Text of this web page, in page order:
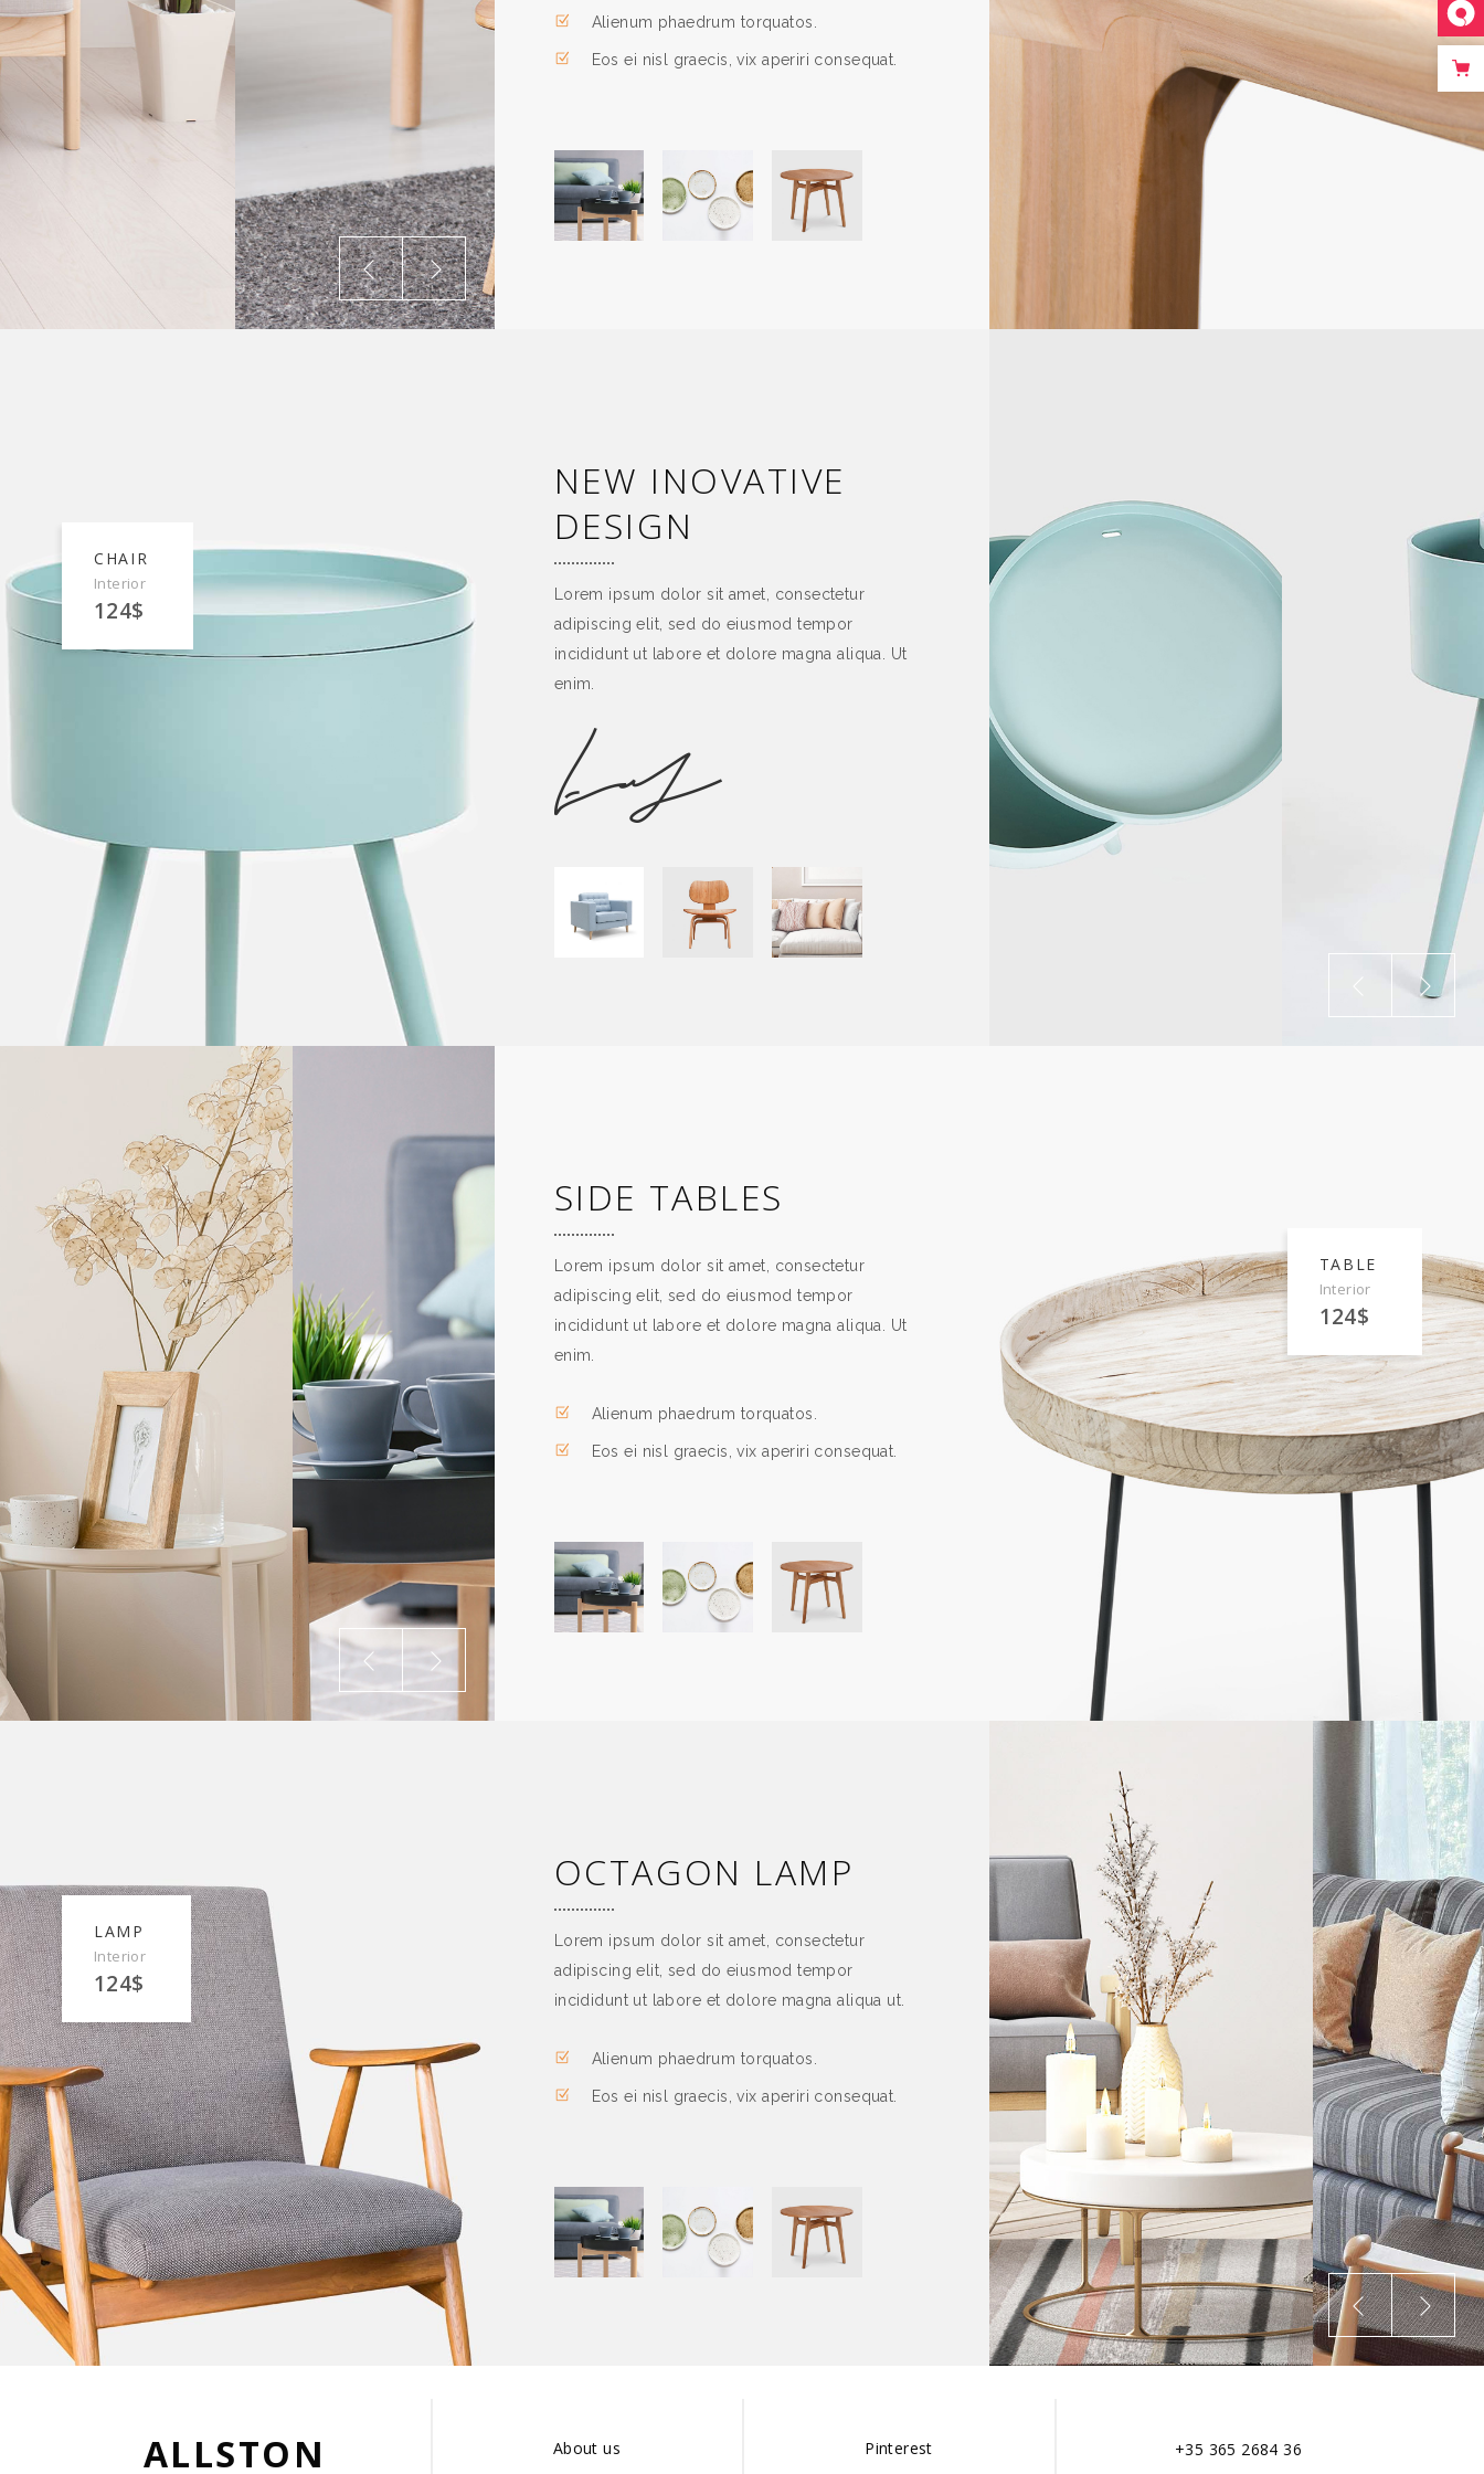
Alienum phaedrum torquatos.
Eos ei nisl graecis, vix aperiri consequat.
CHAIR
Interior
124$
NEW INOVATIVE
DESIGN
Lorem ipsum dolor sit amet, consectetur
adipiscing elit, sed do eiusmod tempor
incididunt ut labore et dolore magna aliqua. Ut
enim.
SIDE TABLES
Lorem ipsum dolor sit amet, consectetur
adipiscing elit, sed do eiusmod tempor
incididunt ut labore et dolore magna aliqua. Ut
enim.
Alienum phaedrum torquatos.
Eos ei nisl graecis, vix aperiri consequat.
TABLE
Interior
124$
LAMP
Interior
124$
OCTAGON LAMP
Lorem ipsum dolor sit amet, consectetur
adipiscing elit, sed do eiusmod tempor
incididunt ut labore et dolore magna aliqua ut.
Alienum phaedrum torquatos.
Eos ei nisl graecis, vix aperiri consequat.
ALLSTON About us Pinterest +35 365 2684 36